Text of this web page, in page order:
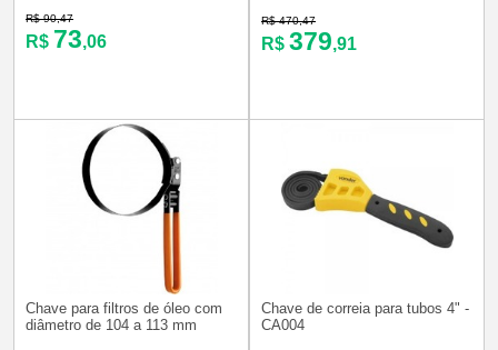
R$ 90,47
R$ 73,06
R$ 470,47
R$ 379,91
Chave para filtros de óleo com
diâmetro de 104 a 113 mm
Chave de correia para tubos 4" -
CA004